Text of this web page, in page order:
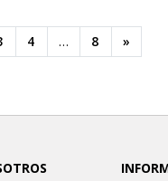
4 … 8 »